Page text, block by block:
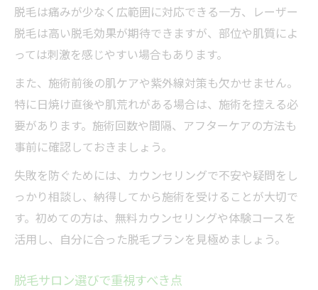
脱毛は痛みが少なく広範囲に対応できる一方、レーザー
脱毛は高い脱毛効果が期待できますが、部位や肌質によ
っては刺激を感じやすい場合もあります。
また、施術前後の肌ケアや紫外線対策も欠かせません。
特に日焼け直後や肌荒れがある場合は、施術を控える必
要があります。施術回数や間隔、アフターケアの方法も
事前に確認しておきましょう。
失敗を防ぐためには、カウンセリングで不安や疑問をし
っかり相談し、納得してから施術を受けることが大切で
す。初めての方は、無料カウンセリングや体験コースを
活用し、自分に合った脱毛プランを見極めましょう。
脱毛サロン選びで重視すべき点